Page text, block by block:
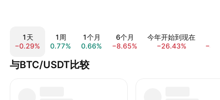
1天
−0.29%
1周
0.77%
1个月
0.66%
6个月
−8.65%
今年开始到现在
−26.43%
与BTC/USDT比较